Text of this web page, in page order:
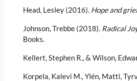
Head, Lesley (2016). Hope and
Johnson, Trebbe (2018). Radical
Books.
Kellert, Stephen R., & Wilson,
Korpela, Kalevi M., Ylén, Matti,